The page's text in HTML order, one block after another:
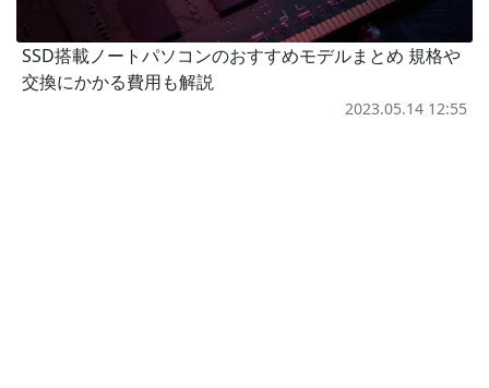
SSD搭載ノートパソコンのおすすめモデルまとめ 規格や
交換にかかる費用も解説
2023.05.14 12:55